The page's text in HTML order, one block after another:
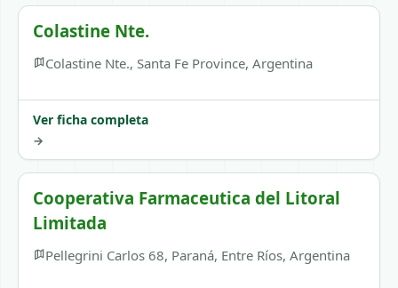
Colastine Nte.
Colastine Nte., Santa Fe Province, Argentina
Ver ficha completa
→
Cooperativa Farmaceutica del Litoral
Limitada
Pellegrini Carlos 68, Paraná, Entre Ríos, Argentina